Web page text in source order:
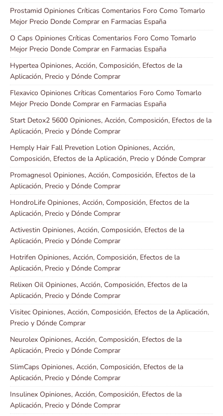
Prostamid Opiniones Críticas Comentarios Foro Como Tomarlo
Mejor Precio Donde Comprar en Farmacias España
O Caps Opiniones Críticas Comentarios Foro Como Tomarlo
Mejor Precio Donde Comprar en Farmacias España
Hypertea Opiniones, Acción, Composición, Efectos de la
Aplicación, Precio y Dónde Comprar
Flexavico Opiniones Críticas Comentarios Foro Como Tomarlo
Mejor Precio Donde Comprar en Farmacias España
Start Detox2 5600 Opiniones, Acción, Composición, Efectos de la
Aplicación, Precio y Dónde Comprar
Hemply Hair Fall Prevetion Lotion Opiniones, Acción,
Composición, Efectos de la Aplicación, Precio y Dónde Comprar
Promagnesol Opiniones, Acción, Composición, Efectos de la
Aplicación, Precio y Dónde Comprar
HondroLife Opiniones, Acción, Composición, Efectos de la
Aplicación, Precio y Dónde Comprar
Activestin Opiniones, Acción, Composición, Efectos de la
Aplicación, Precio y Dónde Comprar
Hotrifen Opiniones, Acción, Composición, Efectos de la
Aplicación, Precio y Dónde Comprar
Relixen Oil Opiniones, Acción, Composición, Efectos de la
Aplicación, Precio y Dónde Comprar
Visitec Opiniones, Acción, Composición, Efectos de la Aplicación,
Precio y Dónde Comprar
Neurolex Opiniones, Acción, Composición, Efectos de la
Aplicación, Precio y Dónde Comprar
SlimCaps Opiniones, Acción, Composición, Efectos de la
Aplicación, Precio y Dónde Comprar
Insulinex Opiniones, Acción, Composición, Efectos de la
Aplicación, Precio y Dónde Comprar